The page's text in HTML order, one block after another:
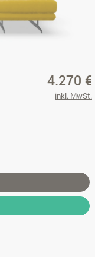
4.270 €
inkl. MwSt.